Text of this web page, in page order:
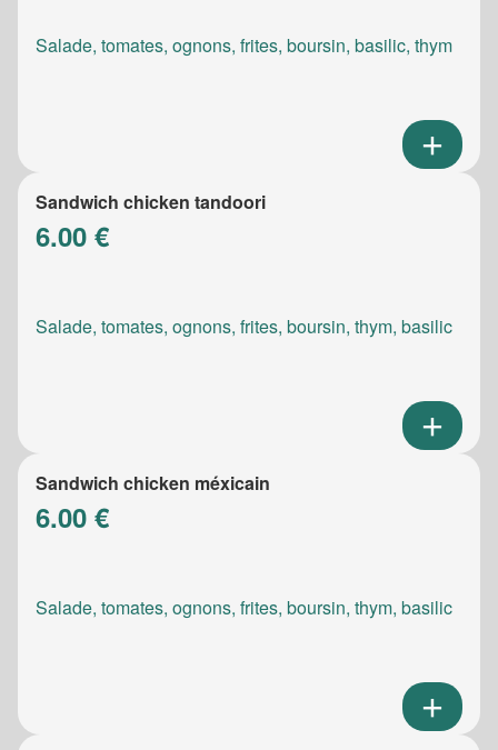
Salade, tomates, ognons, frites, boursin, basilic, thym
Sandwich chicken tandoori
6.00 €
Salade, tomates, ognons, frites, boursin, thym, basilic
Sandwich chicken méxicain
6.00 €
Salade, tomates, ognons, frites, boursin, thym, basilic